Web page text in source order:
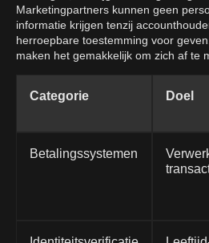
Marketingpartners kunnen geen
informatie krijgen tenzij
herroepbare toestemming voor
maken het gemakkelijk om zich af te
Categorie Doel
Betalingssystemen